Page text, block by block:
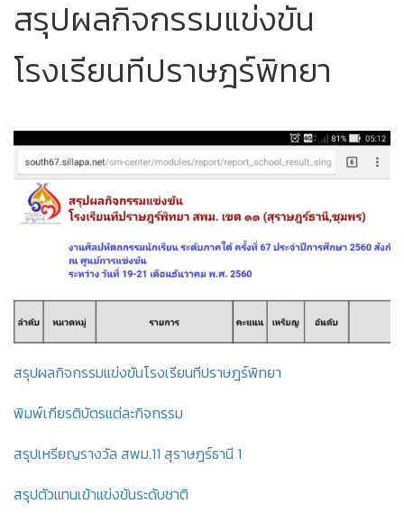
สรุปผลกิจกรรมแข่งขัน
โรงเรียนทีปราษฎร์พิทยา
สรุปผลกิจกรรมแข่งขันโรงเรียนทีปราษฎร์พิทยา
พิมพ์เกียรติบัตรแต่ละกิจกรรม
สรุปเหรียญรางวัล สพม.11 สุราษฎร์ธานี 1
สรุปตัวแทนเข้าแข่งขันระดับชาติ